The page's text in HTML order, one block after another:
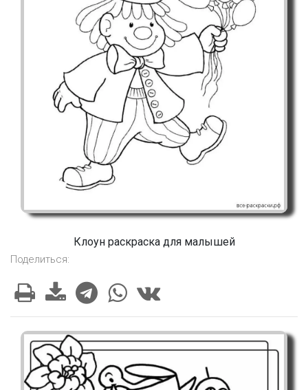
Клоун раскраска для малышей
Поделиться: